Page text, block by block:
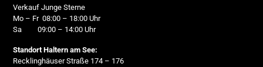
Verkauf Junge Sterne
Mo – Fr 08:00 – 18:00 Uhr
Sa 09:00 – 14:00 Uhr
Standort Haltern am See:
Recklinghäuser Straße 174 – 176